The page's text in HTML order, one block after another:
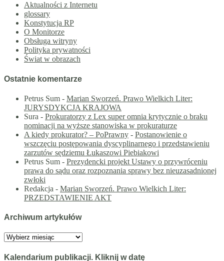
Aktualności z Internetu
glossary
Konstytucja RP
O Monitorze
Obsługa witryny
Polityka prywatności
Świat w obrazach
Ostatnie komentarze
Petrus Sum - Marian Sworzeń. Prawo Wielkich Liter:
JURYSDYKCJA KRAJOWA
Sura - Prokuratorzy z Lex super omnia krytycznie o braku
nominacji na wyższe stanowiska w prokuraturze
A kiedy prokurator? – PoPrawny - Postanowienie o
wszczęciu postępowania dyscyplinarnego i przedstawieniu
zarzutów sędziemu Łukaszowi Piebiakowi
Petrus Sum - Prezydencki projekt Ustawy o przywróceniu
prawa do sądu oraz rozpoznania sprawy bez nieuzasadnionej
zwłoki
Redakcja - Marian Sworzeń. Prawo Wielkich Liter:
PRZEDSTAWIENIE AKT
Archiwum artykułów
Archiwum
Kalendarium publikacji. Kliknij w datę